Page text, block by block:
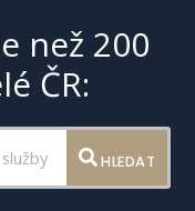
než 200
ČR:
HLEDAT